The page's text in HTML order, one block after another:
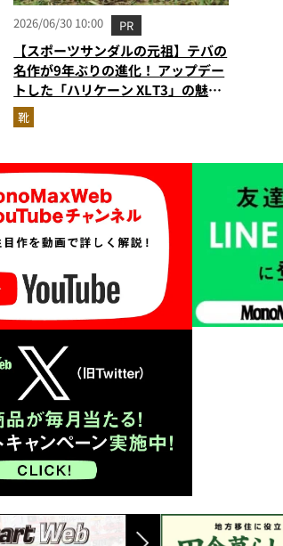
2026/06/30 10:00 PR
【スポーツサンダルの元祖】テバの
名作が9年ぶりの進化！ アップデー
トした「ハリケーン XLT3」の魅力
を識者があらゆる角度から徹底解
説！
靴